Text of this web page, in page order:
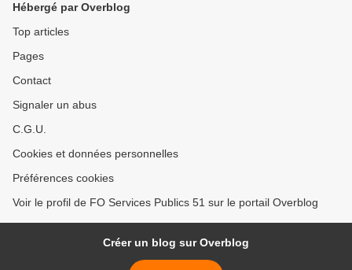
Hébergé par Overblog
Top articles
Pages
Contact
Signaler un abus
C.G.U.
Cookies et données personnelles
Préférences cookies
Voir le profil de FO Services Publics 51 sur le portail Overblog
Créer un blog sur Overblog